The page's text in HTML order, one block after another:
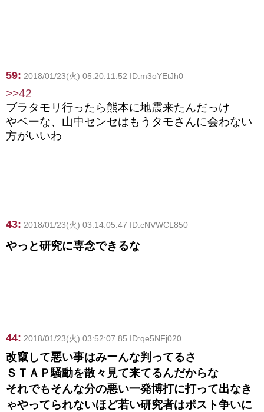
59: 2018/01/23(火) 05:20:11.52 ID:m3oYEtJh0
>>42
ブラタモリ行ったら熊本に地震来たんだっけ
やベーな、山中センセはもうタモさんに会わない
方がいいわ
43: 2018/01/23(火) 03:14:05.47 ID:cNVWCL850
やっと研究に専念できるな
44: 2018/01/23(火) 03:52:07.85 ID:qe5NFj020
改竄して悪い事はみーんな判ってるさ
ＳＴＡＰ騒動を散々見て来てるんだからな
それでもそんな分の悪い一発博打に打って出なき
ゃやってられないほど若い研究者はポスト争いに